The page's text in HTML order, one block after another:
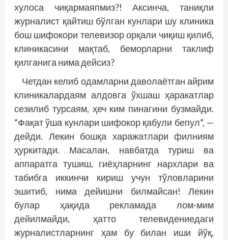
хулоса чиқармаяпмиз?! Аксинча, таниқли
журналист қайтиш бўлган кунлари шу клиника
бош шифокори телевизор орқали чиқиш қилиб,
клиникасини мақтаб, беморларни таклиф
қилганига нима дейсиз?
Четдан келиб одамларни даволаётган айрим
клиникалардаям алдовга ўхшаш ҳаракатлар
сезилиб турсаям, ҳеч ким пинагини бузмайди.
“Фақат ўша кунлари шифокор қабули бепул”, —
дейди. Лекин бошқа харажатлари филниям
ҳуркитади. Масалан, навбатда туриш ва
аппаратга тушиш, гиёҳларнинг нархлари ва
табибга иккинчи кириш учун тўловларини
эшитиб, нима дейишни билмайсан! Лекин
булар ҳақида рекламада лом-мим
дейилмайди, ҳатто телевидениедаги
журналистларнинг ҳам бу билан иши йўқ,